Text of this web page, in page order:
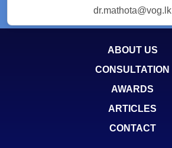
dr.mathota@vog.lk
ABOUT US
CONSULTATION
AWARDS
ARTICLES
CONTACT